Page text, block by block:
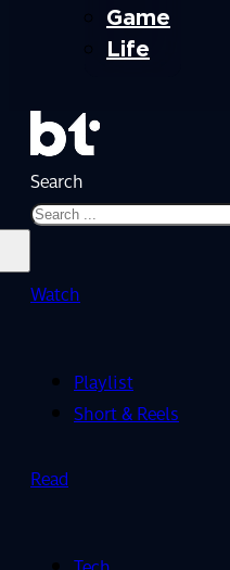
Game
Life
Search
Watch
Playlist
Short & Reels
Read